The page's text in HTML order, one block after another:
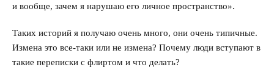
и вообще, зачем я нарушаю его личное пространство».
Таких историй я получаю очень много, они очень типичные.
Измена это все-таки или не измена? Почему люди вступают в
такие переписки с флиртом и что делать?
Развод
Кинозал
Сделать семью дружной